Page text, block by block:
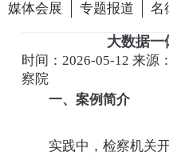
媒体会展
专题报道 名
大数据一
时间：2026-05-12来源
察院
一、案例简介
实践中，检察机关